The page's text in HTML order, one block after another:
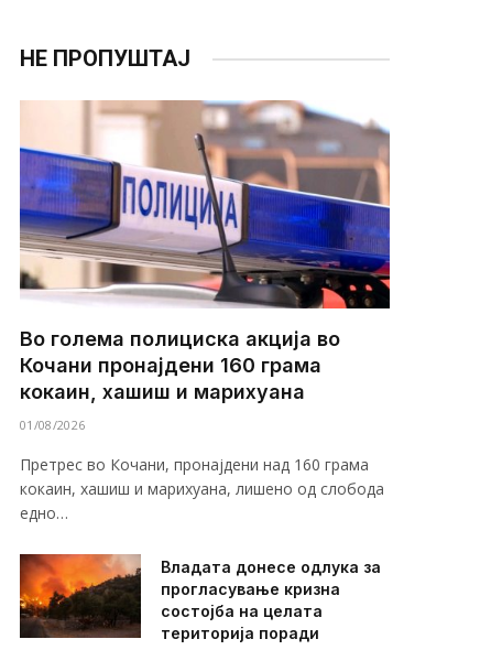
НЕ ПРОПУШТАЈ
Во голема полициска акција во
Кочани пронајдени 160 грама
кокаин, хашиш и марихуана
01/08/2026
Претрес во Кочани, пронајдени над 160 грама
кокаин, хашиш и марихуана, лишено од слобода
едно…
Владата донесе одлука за
прогласување кризна
состојба на целата
територија поради